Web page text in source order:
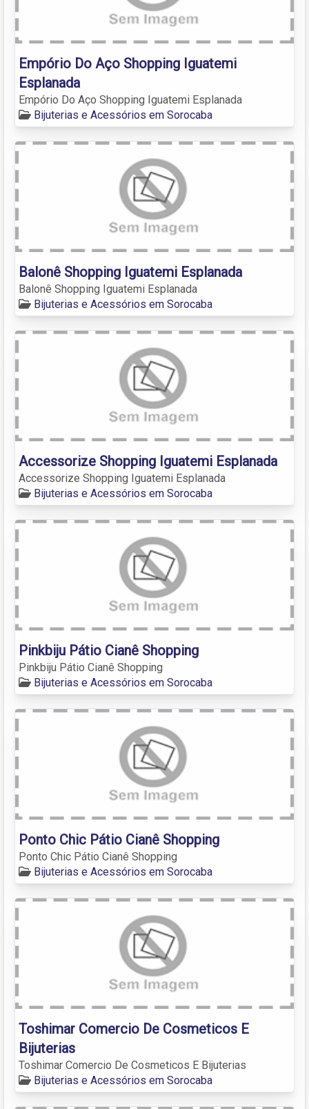
Empório Do Aço Shopping Iguatemi
Esplanada
Empório Do Aço Shopping Iguatemi Esplanada
Bijuterias e Acessórios em Sorocaba
Balonê Shopping Iguatemi Esplanada
Balonê Shopping Iguatemi Esplanada
Bijuterias e Acessórios em Sorocaba
Accessorize Shopping Iguatemi Esplanada
Accessorize Shopping Iguatemi Esplanada
Bijuterias e Acessórios em Sorocaba
Pinkbiju Pátio Cianê Shopping
Pinkbiju Pátio Cianê Shopping
Bijuterias e Acessórios em Sorocaba
Ponto Chic Pátio Cianê Shopping
Ponto Chic Pátio Cianê Shopping
Bijuterias e Acessórios em Sorocaba
Toshimar Comercio De Cosmeticos E
Bijuterias
Toshimar Comercio De Cosmeticos E Bijuterias
Bijuterias e Acessórios em Sorocaba